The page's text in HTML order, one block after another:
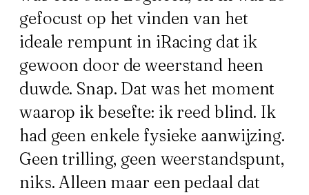
gefocust op het vinden van het
ideale rempunt in iRacing dat ik
gewoon door de weerstand heen
duwde. Snap. Dat was het moment
waarop ik besefte: ik reed blind. Ik
had geen enkele fysieke aanwijzing.
Geen trilling, geen weerstandspunt,
niks. Alleen maar een pedaal dat